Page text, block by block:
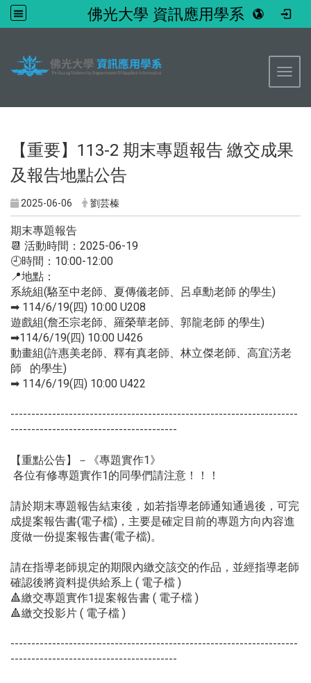
佛光大學 資訊應用學系
【重要】113-2 期末專題報告 繳交成果
及報告地點公告
2025-06-06 劉芸榛
期末專題報告
📆 活動時間：2025-06-19
🕘時間：10:00-12:00
📍地點：
系統組(駱至中老師、夏傳儀老師、呂卓勳老師 的學生)
➡ 114/6/19(四) 10:00 U208
遊戲組(詹丕宗老師、羅榮華老師、郭龍老師 的學生)
➡114/6/19(四) 10:00 U426
動畫組(許惠美老師、釋有真老師、林立傑老師、高宜淓老
師 的學生)
➡ 114/6/19(四) 10:00 U422
---------------------------------------------------------------------
----------------------------------------
【重點公告】－《專題實作1》
各位有修專題實作1的同學們請注意！！！
請於期末專題報告結束後，如若指導老師通知通過後，可完
成提案報告書(電子檔)，主要是確定目前的專題方向內容進
度做一份提案報告書(電子檔)。
請在指導老師規定的期限內繳交該交的作品，並經指導老師
確認後將資料提供給系上 ( 電子檔 )
🔺繳交專題實作1提案報告書 ( 電子檔 )
🔺繳交投影片 ( 電子檔 )
---------------------------------------------------------------------
----------------------------------------